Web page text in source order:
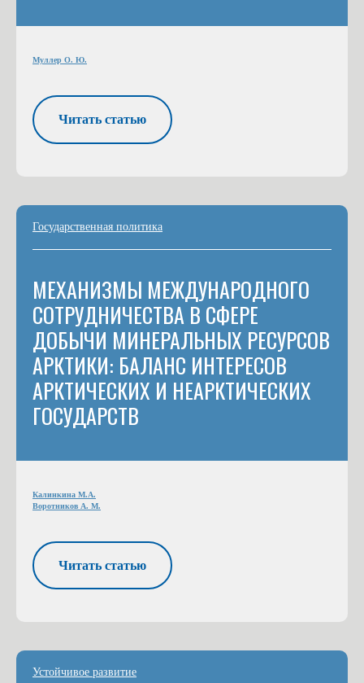
Муллер О. Ю.
Читать статью
Государственная политика
МЕХАНИЗМЫ МЕЖДУНАРОДНОГО
СОТРУДНИЧЕСТВА В СФЕРЕ
ДОБЫЧИ МИНЕРАЛЬНЫХ РЕСУРСОВ
АРКТИКИ: БАЛАНС ИНТЕРЕСОВ
АРКТИЧЕСКИХ И НЕАРКТИЧЕСКИХ
ГОСУДАРСТВ
Калинкина М.А.
Воротников А. М.
Читать статью
Устойчивое развитие